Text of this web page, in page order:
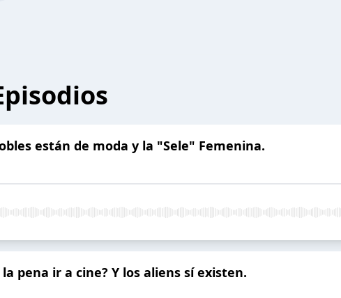
están de moda y la "Sele" Femenina.
pena ir a cine? Y los aliens sí existen.